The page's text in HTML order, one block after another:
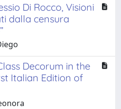
Di Rocco, Visioni
dalla censura
Decorum in the
Italian Edition of